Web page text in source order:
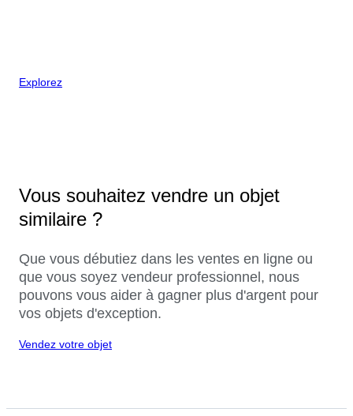
Explorez
Vous souhaitez vendre un objet
similaire ?
Que vous débutiez dans les ventes en ligne ou
que vous soyez vendeur professionnel, nous
pouvons vous aider à gagner plus d'argent pour
vos objets d'exception.
Vendez votre objet